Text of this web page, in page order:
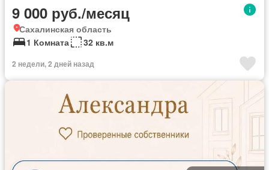
9 000 руб./месяц
Сахалинская область
1 Комната
32 кв.м
2 недели, 2 дней назад